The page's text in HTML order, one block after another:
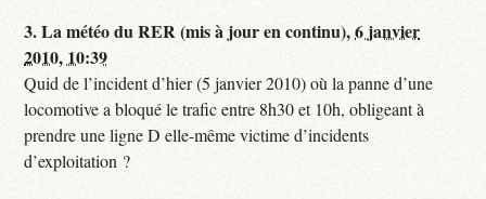
3.La météo du RER (mis à jour en continu),6 janvier
2010, 10:39
Quid de l’incident d’hier (5 janvier 2010) où la panne d’une
locomotive a bloqué le trafic entre 8h30 et 10h, obligeant à
prendre une ligne D elle-même victime d’incidents
d’exploitation ?